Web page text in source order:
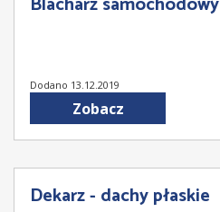
Dodano 13.12.2019
Zobacz
Dekarz - dachy płaskie